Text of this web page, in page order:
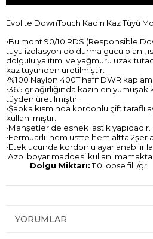
Evolite DownTouch Kadın Kaz Tüyü
•Bu mont 90/10 RDS (Responsible
tüyü izolasyon doldurma gücü olan ,
dolgulu yalıtımı ve yağmuru uzak
kaz tüyünden üretilmiştir.
•%100 Naylon 400T hafif DWR
•365 gr ağırlığında kazın en
tüyden üretilmiştir.
•Şapka kısmında kordonlu çift taraflı
kullanılmıştır.
•Manşetler de esnek lastik yapıdadır.
•Fermuarlı hem üstte hem altta 2şer
•Etek ucunda kordonlu ayarlanabilir
·Azo boyar maddesi
Dolgu Miktarı: 110 loose fill /gr
YORUMLAR